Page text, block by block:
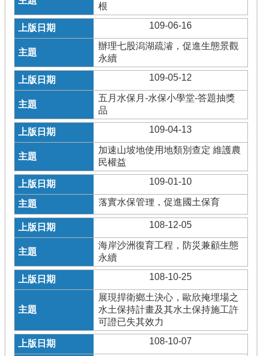
根
109-06-16
辦理七股潟湖疏濬，促進生態景觀
永續
109-05-12
五月水保月-水保小學堂-答題抽獎
品
109-04-13
加速山坡地使用地類別查定 維護農
民權益
109-01-10
落實水保管理，促進國土保育
108-12-05
海岸沙洲復育工程，防災兼顧生態
永續
108-10-25
展現捍衛鄉土決心，歐欣掩埋場之
水土保持計畫及其水土保持施工許
可證已失其效力
108-10-07